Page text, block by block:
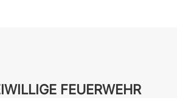
FEUERWEHR